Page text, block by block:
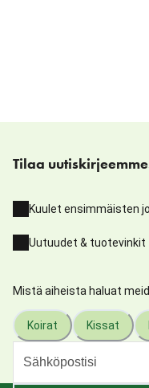
Tilaa
Kuulet ensimmäisten
Uutuudet & tuotevinkit
Mistä aiheista haluat
Koirat Kissat